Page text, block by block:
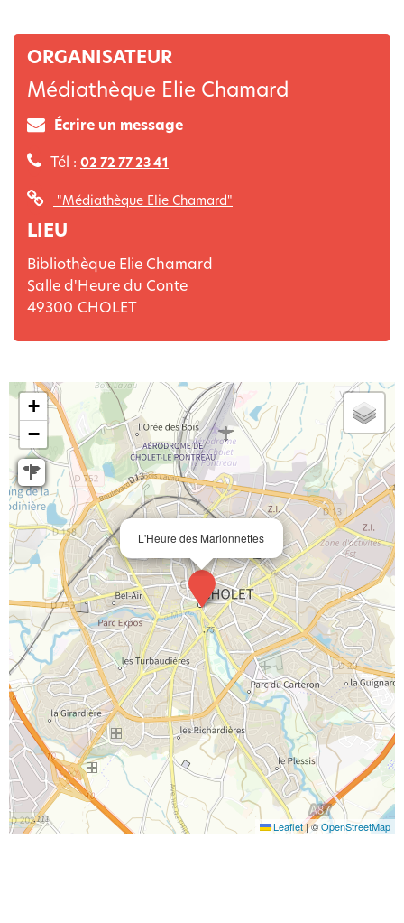
ORGANISATEUR
Médiathèque Elie Chamard
Écrire un message
Tél : 02 72 77 23 41
"Médiathèque Elie Chamard"
LIEU
Bibliothèque Elie Chamard
Salle d'Heure du Conte
49300 CHOLET
L'Heure des Marionnettes
+
−
Leaflet|©OpenStreetMap